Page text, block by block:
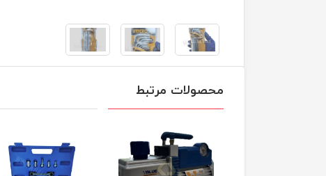
محصولات مرتبط